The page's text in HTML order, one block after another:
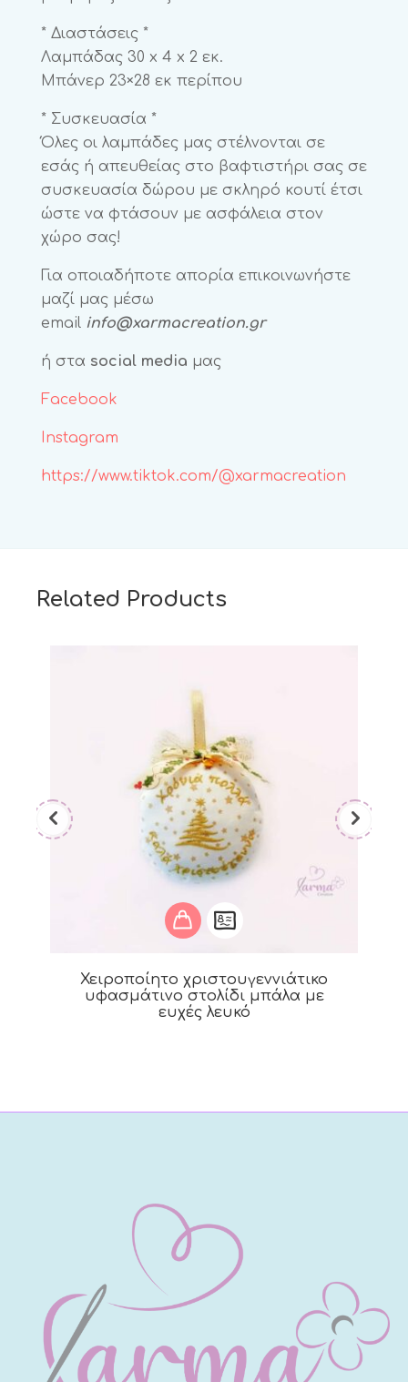
* Διαστάσεις *
Λαμπάδας 30 x 4 x 2 εκ.
Μπάνερ 23×28 εκ περίπου
* Συσκευασία *
Όλες οι λαμπάδες μας στέλνονται σε
εσάς ή απευθείας στο βαφτιστήρι σας σε
συσκευασία δώρου με σκληρό κουτί έτσι
ώστε να φτάσουν με ασφάλεια στον
χώρο σας!
Για οποιαδήποτε απορία επικοινωνήστε
μαζί μας μέσω
email info@xarmacreation.gr
ή στα social media μας
Facebook
Instagram
https://www.tiktok.com/@xarmacreation
Related Products
Χειροποίητο χριστουγεννιάτικο
υφασμάτινο στολίδι μπάλα με
ευχές λευκό